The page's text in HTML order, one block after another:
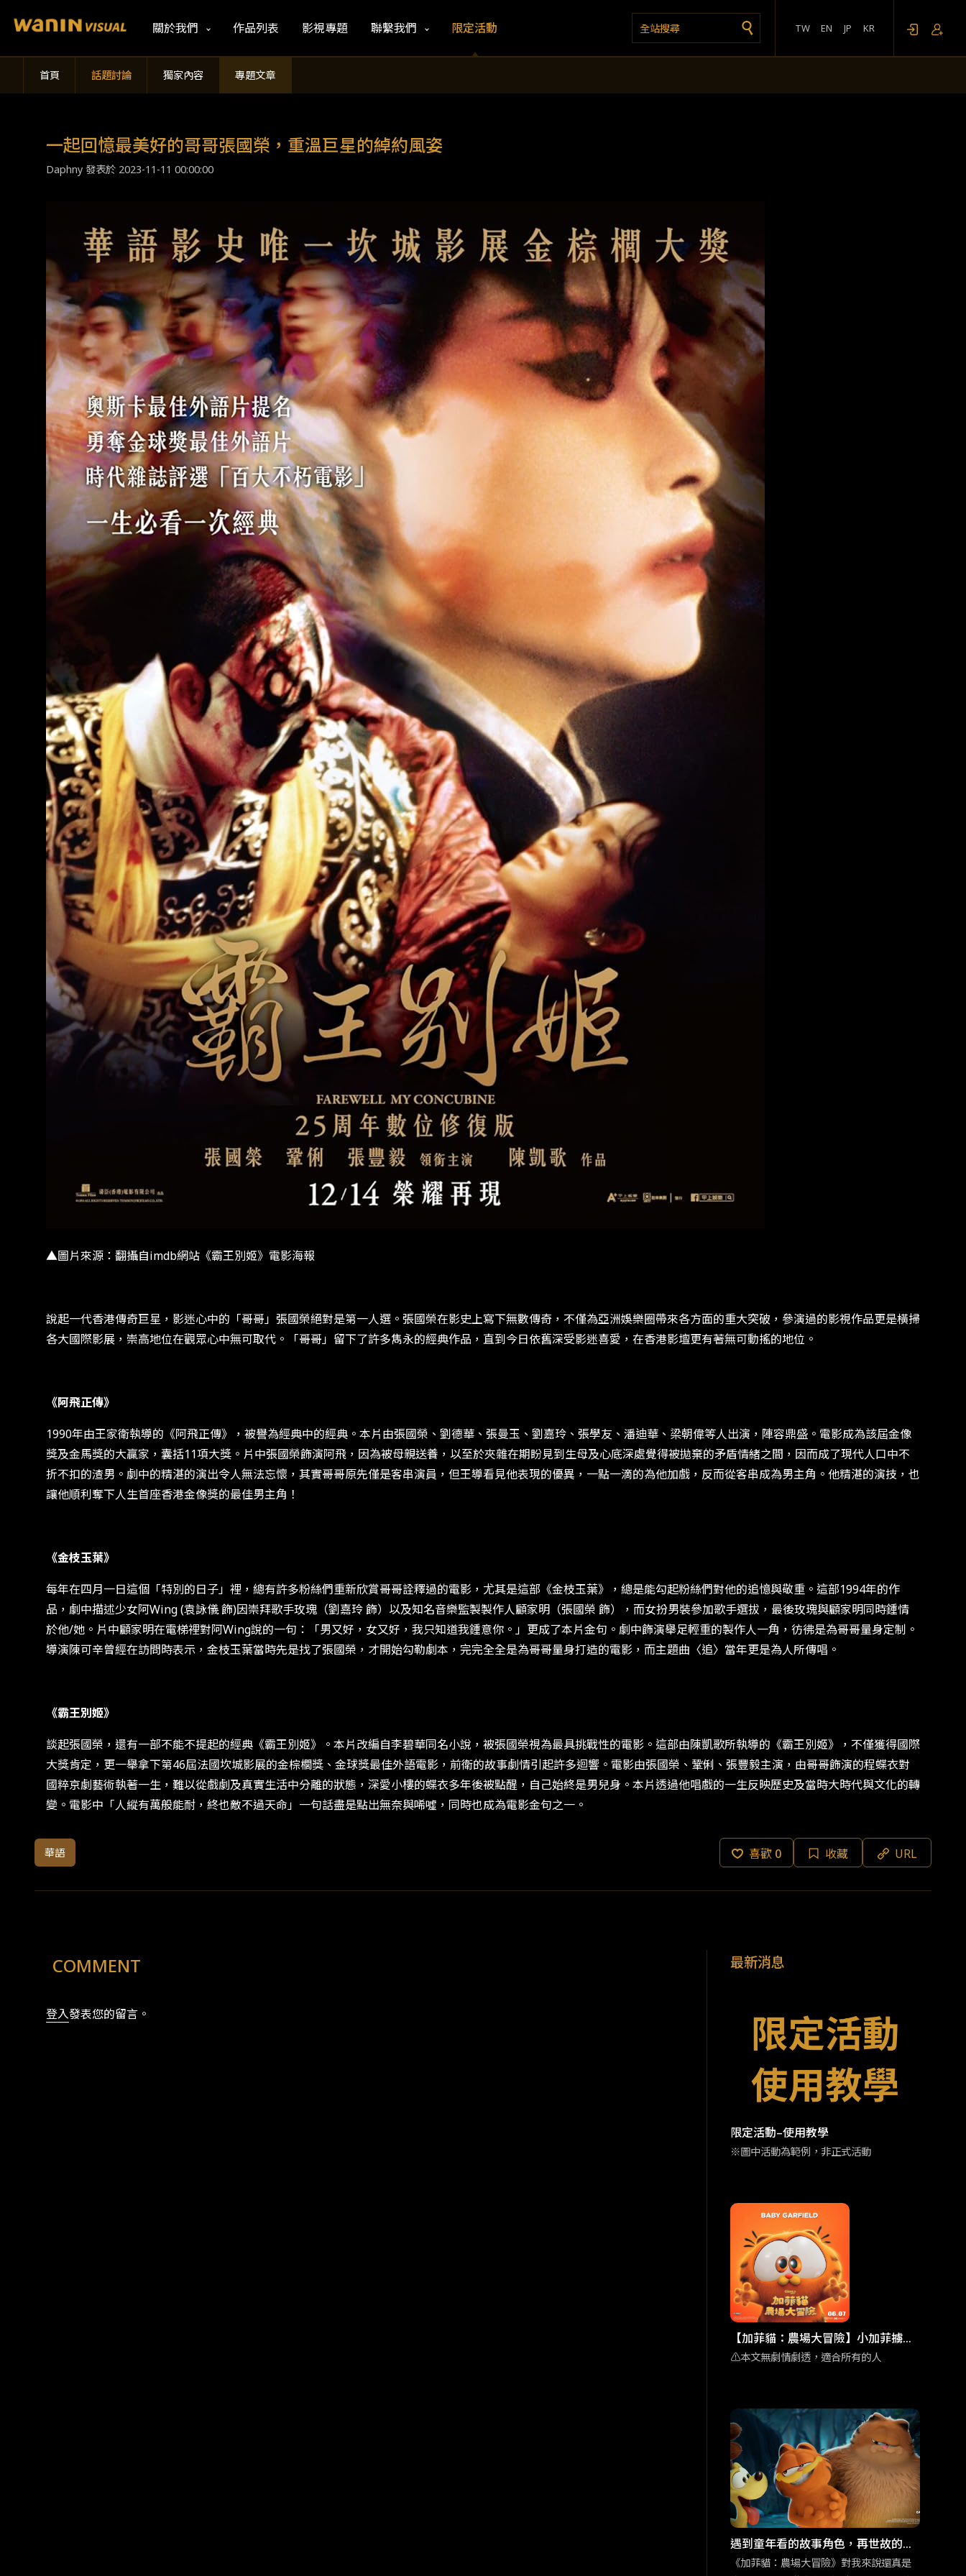
關於我們 作品列表 影視專題 聯繫我們 限定活動 TW EN JP KR
首頁 話題討論 獨家內容 專題文章
一起回憶最美好的哥哥張國榮，重溫巨星的綽約風姿
Daphny 發表於 2023-11-11 00:00:00
▲圖片來源：翻攝自imdb網站《霸王別姬》電影海報
說起一代香港傳奇巨星，影迷心中的「哥哥」張國榮絕對是第一人選。張國榮在影史上寫下無數傳奇，不僅為亞洲娛樂圈帶來各方面的重大突破，參演過的影視作品更是橫掃
各大國際影展，崇高地位在觀眾心中無可取代。「哥哥」留下了許多雋永的經典作品，直到今日依舊深受影迷喜愛，在香港影壇更有著無可動搖的地位。
《阿飛正傳》
1990年由王家衛執導的《阿飛正傳》，被譽為經典中的經典。本片由張國榮、劉德華、張曼玉、劉嘉玲、張學友、潘迪華、梁朝偉等人出演，陣容鼎盛。電影成為該屆金像
獎及金馬獎的大贏家，囊括11項大獎。片中張國榮飾演阿飛，因為被母親送養，以至於夾雜在期盼見到生母及心底深處覺得被拋棄的矛盾情緒之間，因而成了現代人口中不
折不扣的渣男。劇中的精湛的演出令人無法忘懷，其實哥哥原先僅是客串演員，但王導看見他表現的優異，一點一滴的為他加戲，反而從客串成為男主角。他精湛的演技，也
讓他順利奪下人生首座香港金像獎的最佳男主角！
《金枝玉葉》
每年在四月一日這個「特別的日子」裡，總有許多粉絲們重新欣賞哥哥詮釋過的電影，尤其是這部《金枝玉葉》，總是能勾起粉絲們對他的追憶與敬重。這部1994年的作
品，劇中描述少女阿Wing (袁詠儀 飾)因崇拜歌手玫瑰（劉嘉玲 飾）以及知名音樂監製製作人顧家明（張國榮 飾），而女扮男裝參加歌手選拔，最後玫瑰與顧家明同時鍾情
於他/她。片中顧家明在電梯裡對阿Wing說的一句：「男又好，女又好，我只知道我鍾意你。」更成了本片金句。劇中飾演舉足輕重的製作人一角，彷彿是為哥哥量身定制。
導演陳可辛曾經在訪問時表示，金枝玉葉當時先是找了張國榮，才開始勾勒劇本，完完全全是為哥哥量身打造的電影，而主題曲〈追〉當年更是為人所傳唱。
《霸王別姬》
談起張國榮，還有一部不能不提起的經典《霸王別姬》。本片改編自李碧華同名小說，被張國榮視為最具挑戰性的電影。這部由陳凱歌所執導的《霸王別姬》，不僅獲得國際
大獎肯定，更一舉拿下第46屆法國坎城影展的金棕櫚獎、金球獎最佳外語電影，前衛的故事劇情引起許多迴響。電影由張國榮、鞏俐、張豐毅主演，由哥哥飾演的程蝶衣對
國粹京劇藝術執著一生，難以從戲劇及真實生活中分離的狀態，深愛小樓的蝶衣多年後被點醒，自己始終是男兒身。本片透過他唱戲的一生反映歷史及當時大時代與文化的轉
變。電影中「人縱有萬般能耐，終也敵不過天命」一句話盡是點出無奈與唏噓，同時也成為電影金句之一。
華語 喜歡 0 收藏 URL
COMMENT
登入發表您的留言。
最新消息
限定活動–使用教學
※圖中活動為範例，非正式活動
【加菲貓：農場大冒險】小加菲擄獲
人心 彩蛋滿滿的家庭喜劇動畫
⚠️本文無劇情劇透，適合所有的人
遇到童年看的故事角色，再世故的大
人們，也會回到孩提時期的模樣。
《加菲貓：農場大冒險》對我來說還真是